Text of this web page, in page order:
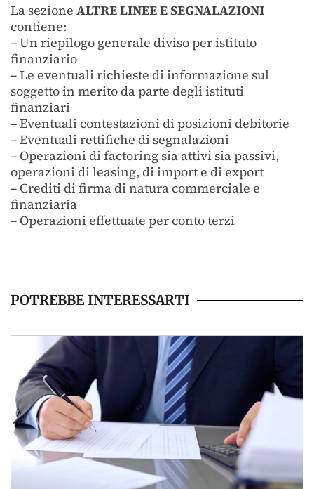
La sezione ALTRE LINEE E SEGNALAZIONI
contiene:
– Un riepilogo generale diviso per istituto
finanziario
– Le eventuali richieste di informazione sul
soggetto in merito da parte degli istituti
finanziari
– Eventuali contestazioni di posizioni debitorie
– Eventuali rettifiche di segnalazioni
– Operazioni di factoring sia attivi sia passivi,
operazioni di leasing, di import e di export
– Crediti di firma di natura commerciale e
finanziaria
– Operazioni effettuate per conto terzi
POTREBBE INTERESSARTI